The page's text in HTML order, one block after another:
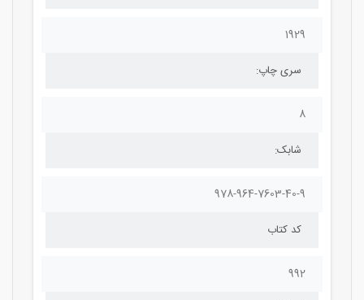
1929
سری چاپ:
8
شابک:
978-964-7603-40-9
کد کتاب
992